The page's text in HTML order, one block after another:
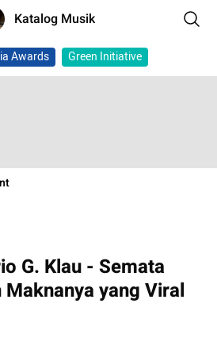
Katalog Musik
Awards Green Initiative
G. Klau - Semata
yang Viral